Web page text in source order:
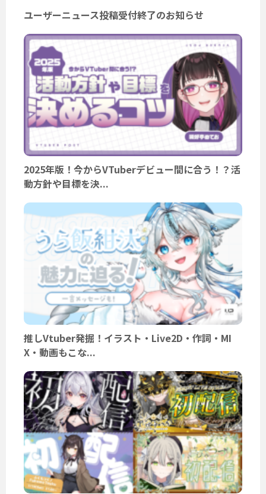
ユーザーニュース投稿受付終了のお知らせ
2025年版！今からVTuberデビュー間に合う！？活
動方針や目標を決...
推しVtuber発掘！イラスト・Live2D・作詞・MI
X・動画もこな...